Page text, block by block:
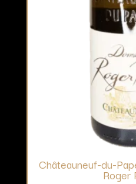
Châteauneuf-du-
Roger